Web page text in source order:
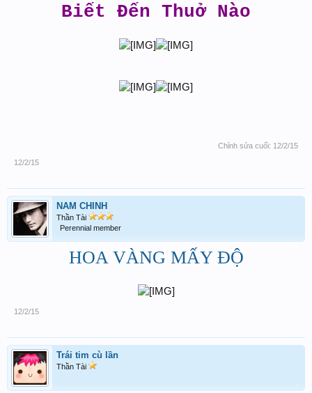
Biết Đến Thuở Nào
Chỉnh sửa cuối: 12/2/15
12/2/15
NAM CHINH
Thần Tài
Perennial member
HOA VÀNG MẤY ĐỘ
12/2/15
Trái tim cù lần
Thần Tài